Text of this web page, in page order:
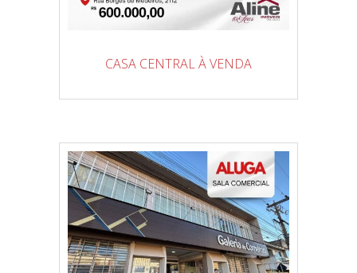
CASA CENTRAL À VENDA